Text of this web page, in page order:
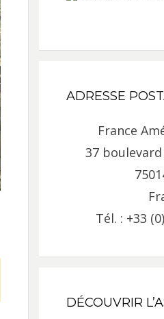
ADRESSE
France
37 boulevard
Tél. : +33
DÉCOUVRIR